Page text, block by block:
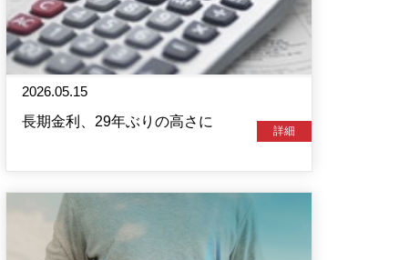
2026.05.15
長期金利、29年ぶりの高さに
詳細